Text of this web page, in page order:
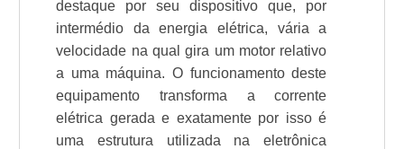
destaque por seu dispositivo que, por
intermédio da energia elétrica, vária a
velocidade na qual gira um motor relativo
a uma máquina. O funcionamento deste
equipamento transforma a corrente
elétrica gerada e exatamente por isso é
uma estrutura utilizada na eletrônica